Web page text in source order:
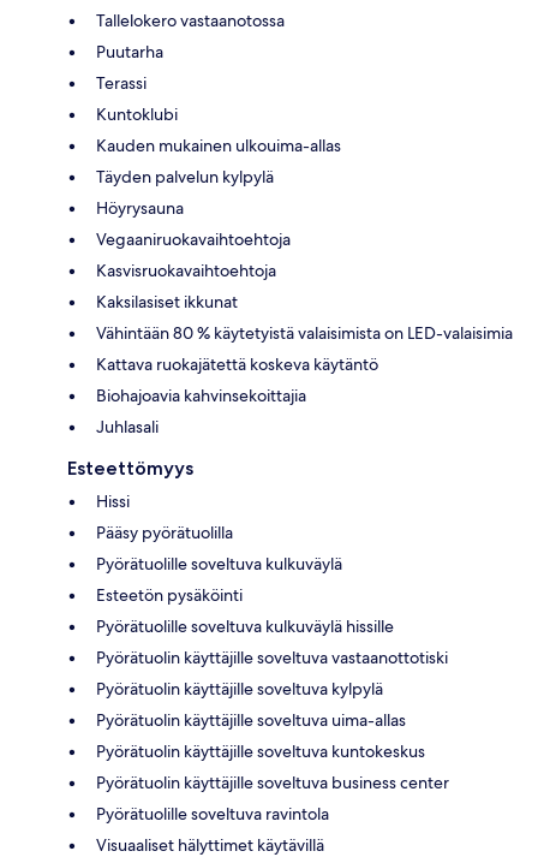
Tallelokero vastaanotossa
Puutarha
Terassi
Kuntoklubi
Kauden mukainen ulkouima-allas
Täyden palvelun kylpylä
Höyrysauna
Vegaaniruokavaihtoehtoja
Kasvisruokavaihtoehtoja
Kaksilasiset ikkunat
Vähintään 80 % käytetyistä valaisimista on LED-valaisimia
Kattava ruokajätettä koskeva käytäntö
Biohajoavia kahvinsekoittajia
Juhlasali
Esteettömyys
Hissi
Pääsy pyörätuolilla
Pyörätuolille soveltuva kulkuväylä
Esteetön pysäköinti
Pyörätuolille soveltuva kulkuväylä hissille
Pyörätuolin käyttäjille soveltuva vastaanottotiski
Pyörätuolin käyttäjille soveltuva kylpylä
Pyörätuolin käyttäjille soveltuva uima-allas
Pyörätuolin käyttäjille soveltuva kuntokeskus
Pyörätuolin käyttäjille soveltuva business center
Pyörätuolille soveltuva ravintola
Visuaaliset hälyttimet käytävillä